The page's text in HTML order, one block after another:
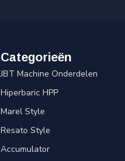
Categorieën
JBT Machine Onderdelen
Hiperbaric HPP
Marel Style
Resato Style
Accumulator